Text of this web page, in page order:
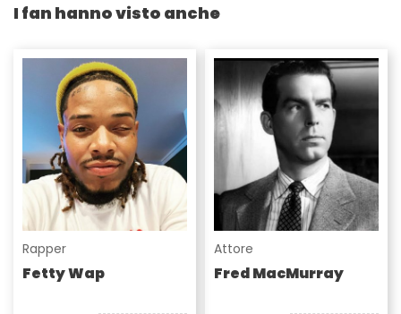
I fan hanno visto anche
Rapper
Fetty Wap
Attore
Fred MacMurray